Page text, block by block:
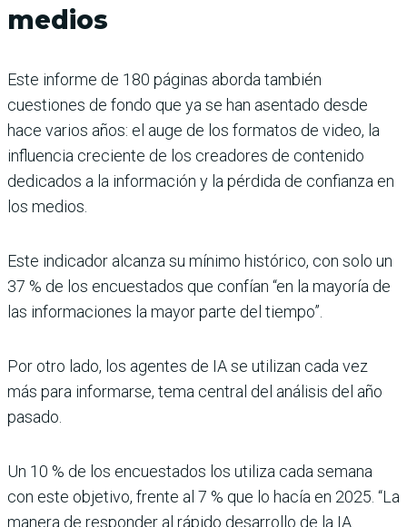
medios
Este informe de 180 páginas aborda también
cuestiones de fondo que ya se han asentado desde
hace varios años: el auge de los formatos de video, la
influencia creciente de los creadores de contenido
dedicados a la información y la pérdida de confianza en
los medios.
Este indicador alcanza su mínimo histórico, con solo un
37 % de los encuestados que confían “en la mayoría de
las informaciones la mayor parte del tiempo”.
Por otro lado, los agentes de IA se utilizan cada vez
más para informarse, tema central del análisis del año
pasado.
Un 10 % de los encuestados los utiliza cada semana
con este objetivo, frente al 7 % que lo hacía en 2025. “La
manera de responder al rápido desarrollo de la IA